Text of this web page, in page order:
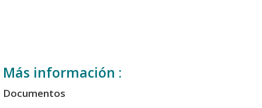
Más información :
Documentos